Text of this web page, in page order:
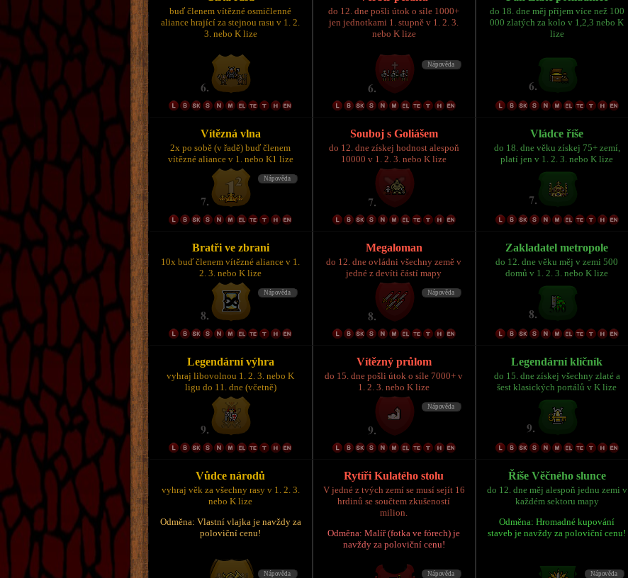
buď členem vítězné osmičlenné
aliance hrající za stejnou rasu v 1. 2.
3. nebo K lize
do 12. dne pošli útok o síle 1000+
jen jednotkami 1. stupně v 1. 2. 3.
nebo K lize
do 18. dne měj příjem více než 100
000 zlatých za kolo v 1,2,3 nebo K
lize
Vítězná vlna
2x po sobě (v řadě) buď členem
vítězné aliance v 1. nebo K1 lize
Souboj s Goliášem
do 12. dne získej hodnost alespoň
10000 v 1. 2. 3. nebo K lize
Vládce říše
do 18. dne věku získej 75+ zemí,
platí jen v 1. 2. 3. nebo K lize
Bratři ve zbrani
10x buď členem vítězné aliance v 1.
2. 3. nebo K lize
Megaloman
do 12. dne ovládni všechny země v
jedné z devíti částí mapy
Zakladatel metropole
do 12. dne věku měj v zemi 500
domů v 1. 2. 3. nebo K lize
Legendární výhra
vyhraj libovolnou 1. 2. 3. nebo K
ligu do 11. dne (včetně)
Vítězný průlom
do 15. dne pošli útok o síle 7000+ v
1. 2. 3. nebo K lize
Legendární klíčník
do 15. dne získej všechny zlaté a
šest klasických portálů v K lize
Vůdce národů
vyhraj věk za všechny rasy v 1. 2. 3.
nebo K lize
Odměna: Vlastní vlajka je navždy za
poloviční cenu!
Rytíři Kulatého stolu
V jedné z tvých zemí se musí sejít 16
hrdinů se součtem zkušeností
milion.
Odměna: Malíř (fotka ve fórech) je
navždy za poloviční cenu!
Říše Věčného slunce
do 12. dne měj alespoň jednu zemi v
každém sektoru mapy
Odměna: Hromadné kupování
staveb je navždy za poloviční cenu!